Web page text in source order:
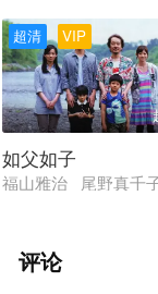
VIP
超清
如父如子
福山雅治 尾野真
评论